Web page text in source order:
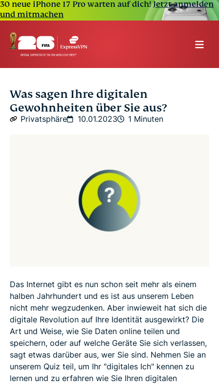
30 neue iPhone 17 Pro warten auf dich!Jetzt anmelden
und mitmachen
Was sagen Ihre digitalen
Gewohnheiten über Sie aus?
Privatsphäre 10.01.2023 1 Minuten
Das Internet gibt es nun schon seit mehr als einem
halben Jahrhundert und es ist aus unserem Leben
nicht mehr wegzudenken. Aber inwieweit hat sich die
digitale Revolution auf Ihre Identität ausgewirkt? Die
Art und Weise, wie Sie Daten online teilen und
speichern, oder auf welche Geräte Sie sich verlassen,
sagt etwas darüber aus, wer Sie sind. Nehmen Sie an
unserem Quiz teil, um Ihr "digitales Ich" kennen zu
lernen und zu erfahren wie Sie Ihren digitalen